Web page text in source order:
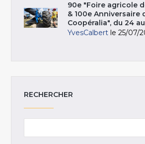
90e "Foire agricole
& 100e Anniversaire
Coopéralia", du 24
YvesCalbert le 25/07/
RECHERCHER